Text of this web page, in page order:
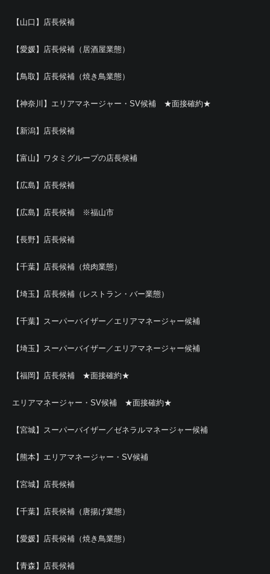
【山口】店長候補
【愛媛】店長候補（居酒屋業態）
【鳥取】店長候補（焼き鳥業態）
【神奈川】エリアマネージャー・SV候補 ★面接確約★
【新潟】店長候補
【富山】ワタミグループの店長候補
【広島】店長候補
【広島】店長候補 ※福山市
【長野】店長候補
【千葉】店長候補（焼肉業態）
【埼玉】店長候補（レストラン・バー業態）
【千葉】スーパーバイザー／エリアマネージャー候補
【埼玉】スーパーバイザー／エリアマネージャー候補
【福岡】店長候補 ★面接確約★
エリアマネージャー・SV候補 ★面接確約★
【宮城】スーパーバイザー／ゼネラルマネージャー候補
【熊本】エリアマネージャー・SV候補
【宮城】店長候補
【千葉】店長候補（唐揚げ業態）
【愛媛】店長候補（焼き鳥業態）
【青森】店長候補